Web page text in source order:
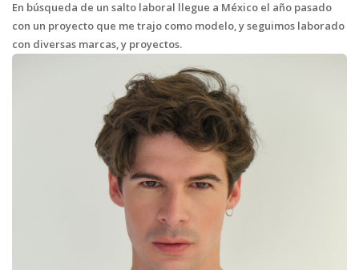
En búsqueda de un salto laboral llegue a México el año pasado
con un proyecto que me trajo como modelo, y seguimos laborado
con diversas marcas, y proyectos.